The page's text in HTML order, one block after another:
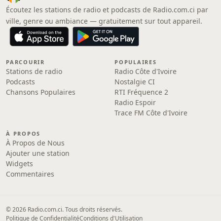
Écoutez les stations de radio et podcasts de Radio.com.ci par
ville, genre ou ambiance — gratuitement sur tout appareil.
PARCOURIR
Stations de radio
Podcasts
Chansons Populaires
POPULAIRES
Radio Côte d'Ivoire
Nostalgie CI
RTI Fréquence 2
Radio Espoir
Trace FM Côte d'Ivoire
À PROPOS
À Propos de Nous
Ajouter une station
Widgets
Commentaires
© 2026 Radio.com.ci. Tous droits réservés.
Politique de ConfidentialitéConditions d'Utilisation